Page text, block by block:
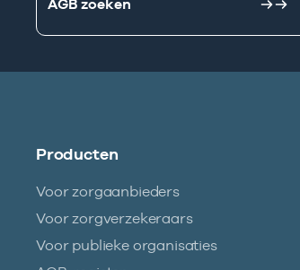
AGB zoeken
Producten
Voor zorgaanbieders
Voor zorgverzekeraars
Voor publieke organisaties